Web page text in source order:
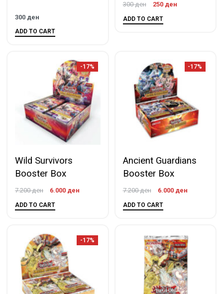
300 ден
ADD TO CART
300ден 250 ден
ADD TO CART
-17%
Wild Survivors
Booster Box
7.200ден 6.000 ден
ADD TO CART
-17%
Ancient Guardians
Booster Box
7.200ден 6.000 ден
ADD TO CART
-17%